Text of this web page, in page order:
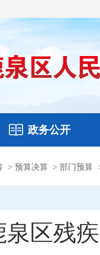
图片新闻
政务公开
财政预决算
> 预算决算 > 部门预算
区残